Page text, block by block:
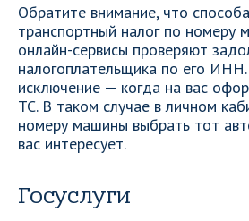
Обратите внимание, что
транспортный налог по номеру
онлайн-сервисы проверяют
налогоплательщика по его
исключение — когда на вас
ТС. В таком случае в личном
номеру машины выбрать тот
вас интересует.
Госуслуги